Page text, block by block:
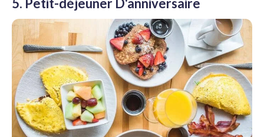
5. Petit-déjeuner D'anniversaire